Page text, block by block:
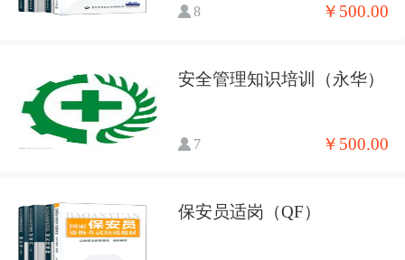
8 ￥500.00
安全管理知识培训（永华）
7 ￥500.00
保安员适岗（QF）